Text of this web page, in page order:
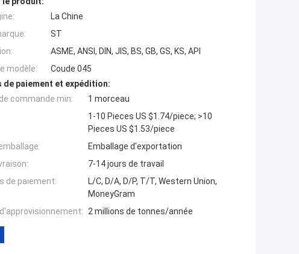
La Chine
ST
ASME, ANSI, DIN, JIS, BS, GB, GS, KS, API
modèle:
Coude 045
de paiement et expédition:
commande min:
1 morceau
1-10 Pieces US $1.74/piece; >10
Pieces US $1.53/piece
Emballage d'exportation
7-14 jours de travail
de paiement:
L/C, D/A, D/P, T/T, Western Union,
MoneyGram
2 millions de tonnes/année